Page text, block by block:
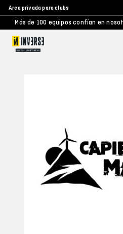
Area privada para clubs
Más de 100 equipos confían en